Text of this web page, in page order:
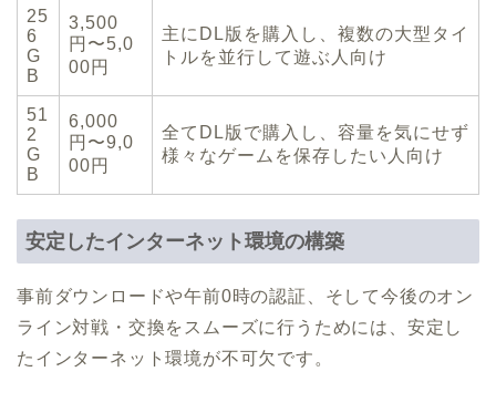
25
6
G
B
3,500
円〜5,0
00円
主にDL版を購入し、複数の大型タイ
トルを並行して遊ぶ人向け
51
2
G
B
6,000
円〜9,0
00円
全てDL版で購入し、容量を気にせず
様々なゲームを保存したい人向け
安定したインターネット環境の構築
事前ダウンロードや午前0時の認証、そして今後のオン
ライン対戦・交換をスムーズに行うためには、安定し
たインターネット環境が不可欠です。